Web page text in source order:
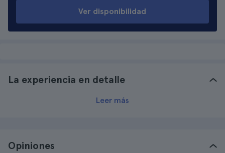
Ver disponibilidad
La experiencia en detalle
Leer más
Opiniones